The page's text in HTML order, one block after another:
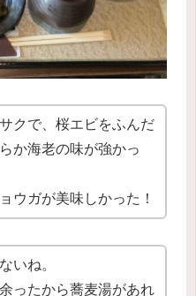
クで、桜エビをふんだ
か海老の味が強かっ
ウガが美味しかった！
いね。
ったから蕎麦湯があれ